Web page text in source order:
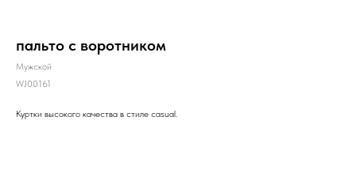
пальто с воротником
Мужской
WJ00161
Куртки высокого качества в стиле casual.